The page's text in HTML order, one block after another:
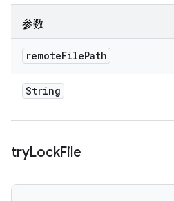
参数
remoteFilePath
String
tryLockFile